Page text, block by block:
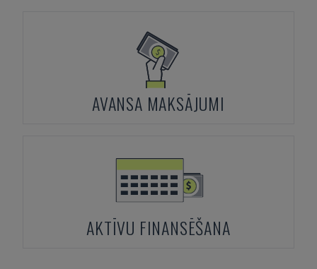
AVANSA MAKSĀJUMI
AKTĪVU FINANSĒŠANA